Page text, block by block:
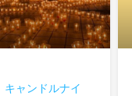
キャンドルナイ